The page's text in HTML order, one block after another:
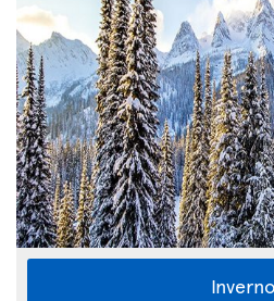
Inverno